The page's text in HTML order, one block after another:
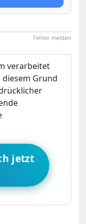
Fehler melden
verarbeitet
Grund
jetzt